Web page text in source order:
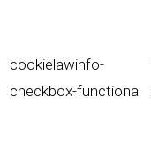
cookielawinfo-
checkbox-functional